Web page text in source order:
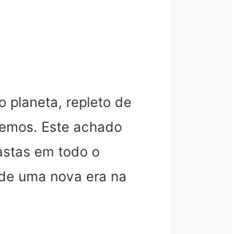
planeta, repleto de
Este achado
em todo o
uma nova era na